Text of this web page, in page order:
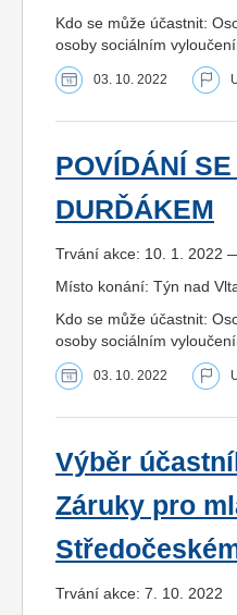
Kdo se může účastnit:
osoby sociálním
03. 10. 2022
POVÍDÁNÍ
DURĎÁKEM
Trvání akce: 10. 1. 2022
Místo konání: Týn nad
Kdo se může účastnit:
osoby sociálním
03. 10. 2022
Výběr
Záruky pro
Trvání akce: 7. 10. 2022